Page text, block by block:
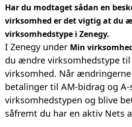
Har du modtaget sådan en
virksomhed er det vigtig at du
virksomhedstype i Zenegy.
I Zenegy under Min
du ændre virksomhedstype
virksomhed. Når
betalinger til AM-bidrag og
virksomhedstypen og blive
såfremt du har en aktiv Nets